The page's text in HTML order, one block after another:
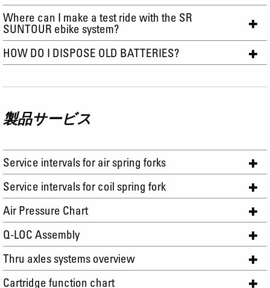
Where can I make a test ride with the SR
SUNTOUR ebike system?
HOW DO I DISPOSE OLD BATTERIES?
製品サービス
Service intervals for air spring forks
Service intervals for coil spring fork
Air Pressure Chart
Q-LOC Assembly
Thru axles systems overview
Cartridge function chart